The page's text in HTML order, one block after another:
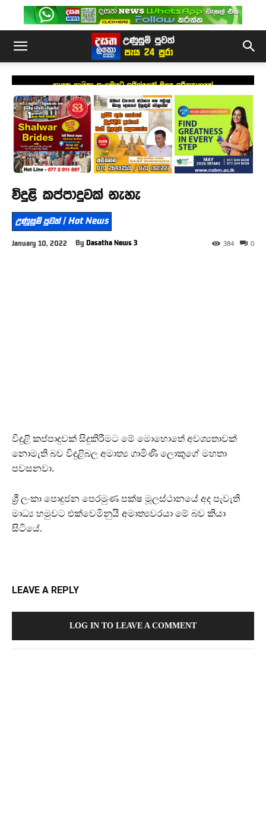
ගායක ගායිකා සංගමයට සජිත්ගෙන් මූල්‍ය පරිත්‍යාගයක්
විදුළි කප්පාදුවක් නැහැ
උණුසුම් පුවත් | Hot News
January 10, 2022 By Dasatha News 3 0
384
විදුළි කප්පාදුවක් සිදුකිරීමට මේ මොහොතේ අවශ්‍යතාවක්
නොමැති බව විදුළිබල අමාත්‍ය ගාමිණි ලොකුගේ මහතා
පවසනවා.
ශ්‍රී ලංකා පොදුජන පෙරමුණ පක්ෂ මූලස්ථානයේ අද පැවැති
මාධ්‍ය හමුවට එක්වෙමිනුයි අමාත්‍යවරයා මේ බව කියා
සිටියේ.
LEAVE A REPLY
LOG IN TO LEAVE A COMMENT